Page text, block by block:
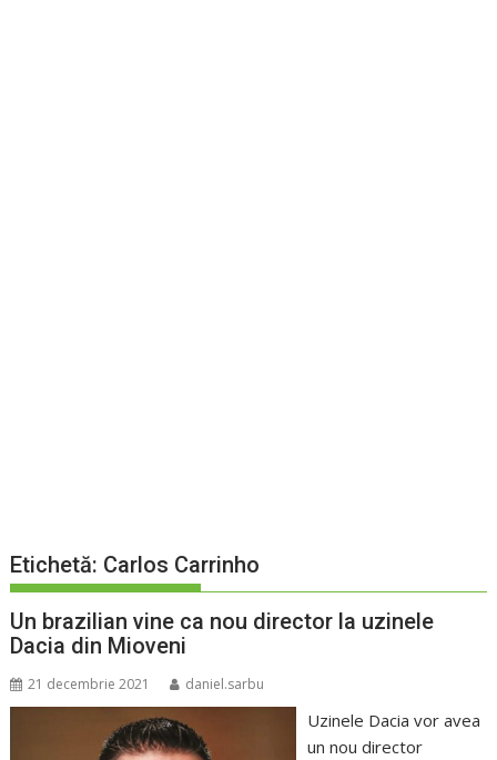
Etichetă: Carlos Carrinho
Un brazilian vine ca nou director la uzinele
Dacia din Mioveni
21 decembrie 2021 daniel.sarbu
Uzinele Dacia vor avea
un nou director